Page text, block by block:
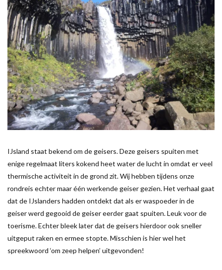
IJsland staat bekend om de geisers. Deze geisers spuiten met
enige regelmaat liters kokend heet water de lucht in omdat er veel
thermische activiteit in de grond zit. Wij hebben tijdens onze
rondreis echter maar één werkende geiser gezien. Het verhaal gaat
dat de IJslanders hadden ontdekt dat als er waspoeder in de
geiser werd gegooid de geiser eerder gaat spuiten. Leuk voor de
toerisme. Echter bleek later dat de geisers hierdoor ook sneller
uitgeput raken en ermee stopte. Misschien is hier wel het
spreekwoord ‘om zeep helpen’ uitgevonden!